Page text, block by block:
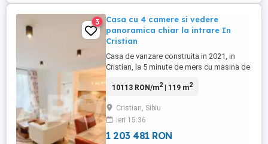
3
Casa cu 4 camere si vedere
panoramica chiar la intrare In
Cristian
Casa de vanzare construita in 2021, in
Cristian, la 5 minute de mers cu masina de
mp+terasa generoasa de 34 mp si curte
niveluri parter+2 etaje, astfel: - Parter: hol,
living open space cu bucatarie cu o
suprafata generoasa ...
10113 RON/m2| 119 m2
Cristian, Sibiu
ieri 15:36
1 203 481 RON